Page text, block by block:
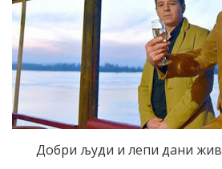
Добри људи и лепи дани